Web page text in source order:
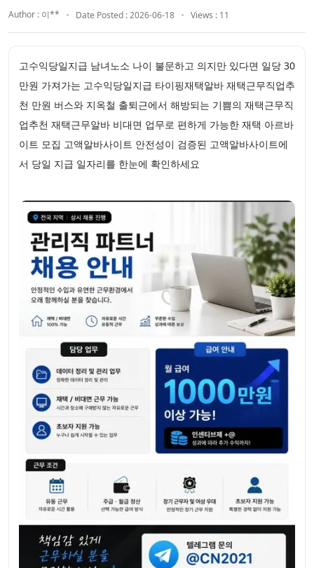
Author : 이** Date Posted : 2026-06-18 Views : 11
고수익당일지급 남녀노소 나이 불문하고 의지만 있다면 일당 30
만원 가져가는 고수익당일지급 타이핑재택알바 재택근무직업추
천 만원 버스와 지옥철 출퇴근에서 해방되는 기쁨의 재택근무직
업추천 재택근무알바 비대면 업무로 편하게 가능한 재택 아르바
이트 모집 고액알바사이트 안전성이 검증된 고액알바사이트에
서 당일 지급 일자리를 한눈에 확인하세요